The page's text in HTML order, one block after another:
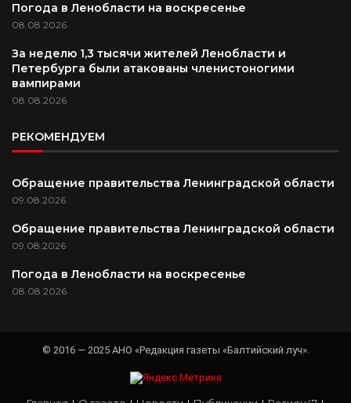
Погода в Ленобласти на воскресенье
08.08.2026
За неделю 1,3 тысячи жителей Ленобласти и
Петербурга были атакованы членистоногими
вампирами
08.08.2026
РЕКОМЕНДУЕМ
Обращение правительства Ленинградской области
09.08.2026
Обращение правительства Ленинградской области
09.08.2026
Погода в Ленобласти на воскресенье
08.08.2026
© 2016 — 2025 АНО «Редакция газеты «Балтийский луч».